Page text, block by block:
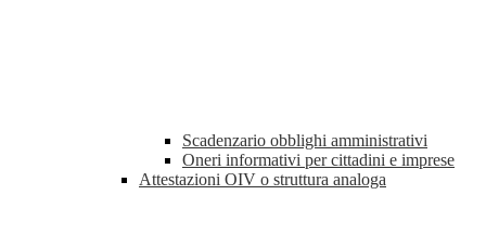
Scadenzario obblighi amministrativi
Oneri informativi per cittadini e imprese
Attestazioni OIV o struttura analoga